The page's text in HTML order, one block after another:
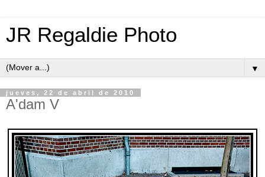
JR Regaldie Photo
▼
jueves, 22 de abril de 2010
A'dam V